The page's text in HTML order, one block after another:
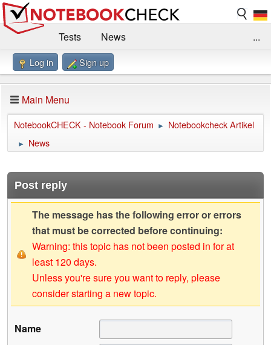
Tests
News
Benchmarks / Technik
Forum
Impressum
...
Log in Sign up
Main Menu
NotebookCHECK - Notebook Forum ► Notebookcheck Artikel
► News
Post reply
The message has the following error or errors
that must be corrected before continuing:
Warning: this topic has not been posted in for at
least 120 days.
Unless you're sure you want to reply, please
consider starting a new topic.
Name